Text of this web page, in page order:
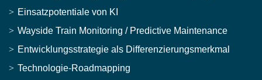
Einsatzpotentiale von KI
Wayside Train Monitoring / Predictive Maintenance
Entwicklungsstrategie als Differenzierungsmerkmal
Technologie-Roadmapping